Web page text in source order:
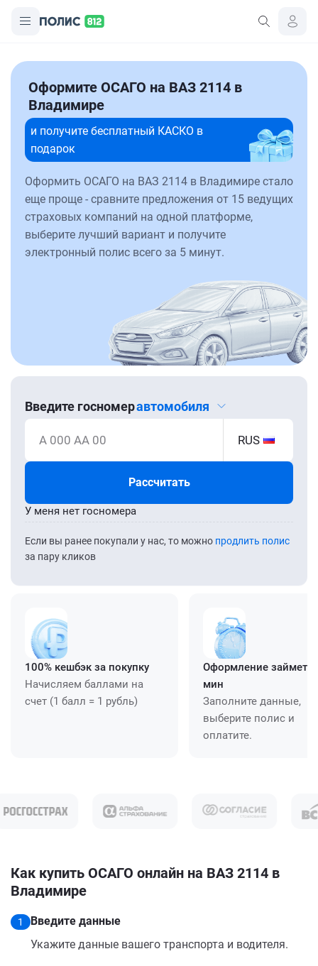
Оформите ОСАГО на ВАЗ 2114 в
Владимире
и получите бесплатный КАСКО в
подарок
Оформить ОСАГО на ВАЗ 2114 в Владимире стало
еще проще - сравните предложения от 15 ведущих
страховых компаний на одной платформе,
выберите лучший вариант и получите
электронный полис всего за 5 минут.
Введите госномеравтомобиля
А 000 АА 00 RUS
Рассчитать
Если вы ранее покупали у нас, то можно продлить полис
за пару кликов
У меня нет госномера
100% кешбэк за покупку
Начисляем баллами на
счет (1 балл = 1 рубль)
Оформление займет
мин
Заполните данные,
выберите полис и
оплатите.
Как купить ОСАГО онлайн на ВАЗ 2114 в
Владимире
1
Введите данные
Укажите данные вашего транспорта и водителя.